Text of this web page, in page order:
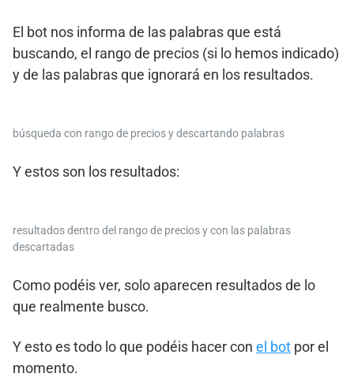
El bot nos informa de las palabras que está
buscando, el rango de precios (si lo hemos indicado)
y de las palabras que ignorará en los resultados.
búsqueda con rango de precios y descartando palabras
Y estos son los resultados:
resultados dentro del rango de precios y con las palabras
descartadas
Como podéis ver, solo aparecen resultados de lo
que realmente busco.
Y esto es todo lo que podéis hacer con el bot por el
momento.